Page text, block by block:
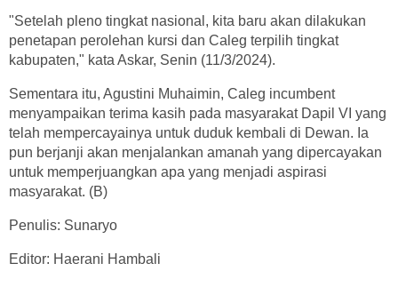
"Setelah pleno tingkat nasional, kita baru akan dilakukan
penetapan perolehan kursi dan Caleg terpilih tingkat
kabupaten," kata Askar, Senin (11/3/2024).
Sementara itu, Agustini Muhaimin, Caleg incumbent
menyampaikan terima kasih pada masyarakat Dapil VI yang
telah mempercayainya untuk duduk kembali di Dewan. Ia
pun berjanji akan menjalankan amanah yang dipercayakan
untuk memperjuangkan apa yang menjadi aspirasi
masyarakat. (B)
Penulis: Sunaryo
Editor: Haerani Hambali